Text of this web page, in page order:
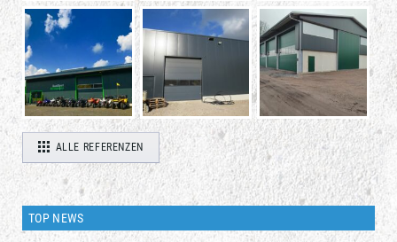
ALLE REFERENZEN
TOP NEWS